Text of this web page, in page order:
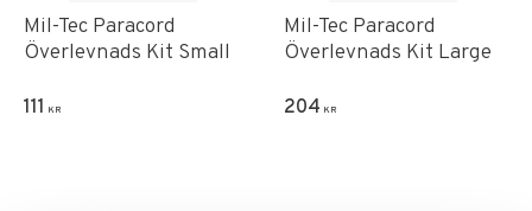
Mil-Tec Paracord
Överlevnads Kit Small
111 KR
Mil-Tec Paracord
Överlevnads Kit Large
204 KR